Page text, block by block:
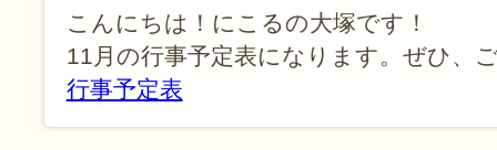
こんにちは！にこるの大塚です！
11月の行事予定表になります。ぜひ、
行事予定表